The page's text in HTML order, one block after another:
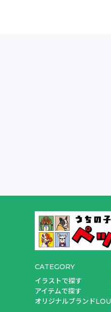
CATEGORY
イラストで探す
アイテムで探す
オリジナルブランドLOU